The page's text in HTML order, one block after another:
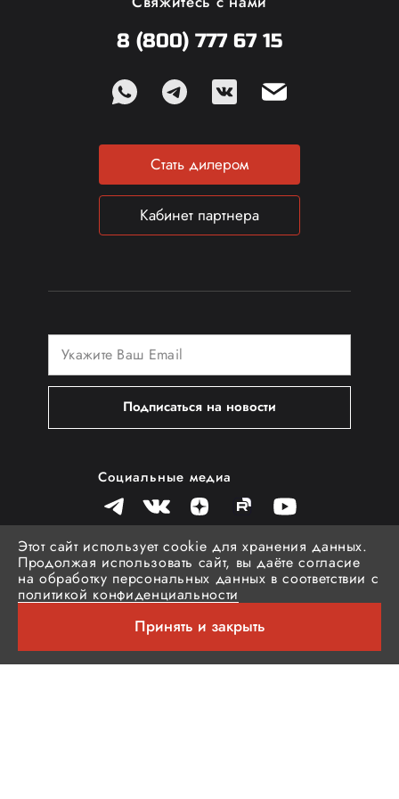
8 (800) 777 67 15
Стать дилером
Кабинет партнера
Подписаться на новости
Социальные медиа
© Российская спецодежда «Brodeks»
Политика обработки персональных данных
Этот сайт использует cookie для хранения данных.
Продолжая использовать сайт, вы даёте согласие
на обработку персональных данных в соответствии с
политикой конфиденциальности
Принять и закрыть